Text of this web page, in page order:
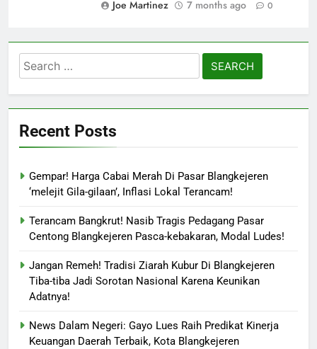
Joe Martinez
7 months ago 0
Search
for:
Recent Posts
Gempar! Harga Cabai Merah Di Pasar Blangkejeren
‘melejit Gila-gilaan’, Inflasi Lokal Terancam!
Terancam Bangkrut! Nasib Tragis Pedagang Pasar
Centong Blangkejeren Pasca-kebakaran, Modal Ludes!
Jangan Remeh! Tradisi Ziarah Kubur Di Blangkejeren
Tiba-tiba Jadi Sorotan Nasional Karena Keunikan
Adatnya!
News Dalam Negeri: Gayo Lues Raih Predikat Kinerja
Keuangan Daerah Terbaik, Kota Blangkejeren